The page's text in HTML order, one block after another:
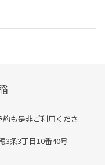
も是非ご利用くださ
3条3丁目10番40号